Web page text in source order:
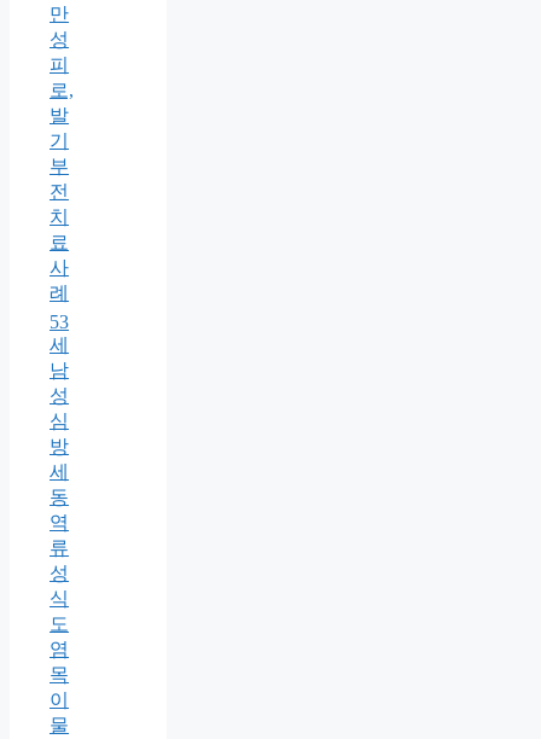
만
성
피
로,
발
기
부
전
치
료
사
례
53
세
남
성
심
방
세
동
역
류
성
식
도
염
목
이
물